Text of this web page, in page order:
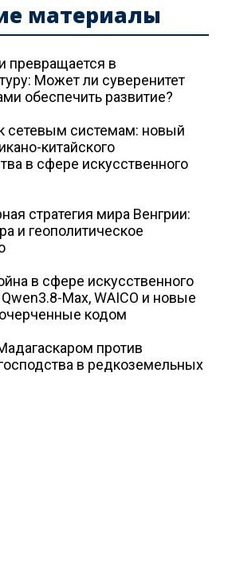
материалы
превращается в
Может ли суверенитет
обеспечить развитие?
сетевым системам: новый
китайского
в сфере искусственного
стратегия мира Венгрии:
и геополитическое
в сфере искусственного
Qwen3.8-Max, WAICO и новые
кодом
против
в редкоземельных